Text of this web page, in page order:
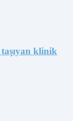
klinik